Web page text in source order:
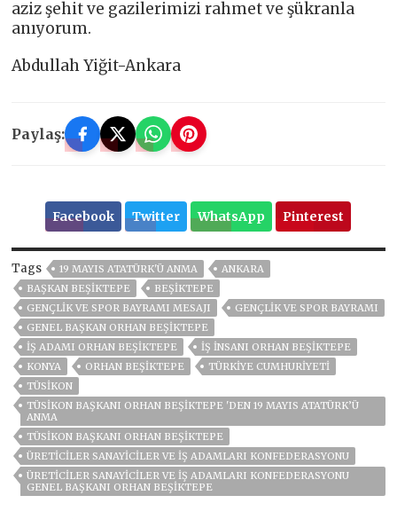
aziz şehit ve gazilerimizi rahmet ve şükranla
anıyorum.
Abdullah Yiğit-Ankara
Paylaş:
Facebook Twitter WhatsApp Pinterest
Tags 19 MAYIS ATATÜRK'Ü ANMA
ANKARA
BAŞKAN BEŞIKTEPE
BEŞIKTEPE
GENÇLİK VE SPOR BAYRAMI MESAJI
GENÇLIK VE SPOR BAYRAMI
GENEL BAŞKAN ORHAN BEŞIKTEPE
IŞ ADAMI ORHAN BEŞIKTEPE
IŞ INSANI ORHAN BEŞIKTEPE
KONYA
ORHAN BEŞİKTEPE
TÜRKIYE CUMHURIYETI
TÜSİKON
TÜSİKON BAŞKANI ORHAN BEŞİKTEPE 'DEN 19 MAYIS ATATÜRK’Ü
ANMA
TÜSİKON BAŞKANI ORHAN BEŞIKTEPE
ÜRETICILER SANAYICILER VE İŞ ADAMLARI KONFEDERASYONU
ÜRETICILER SANAYICILER VE İŞ ADAMLARI KONFEDERASYONU
GENEL BAŞKANI ORHAN BEŞIKTEPE